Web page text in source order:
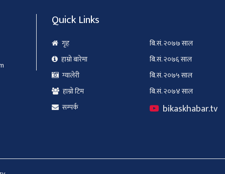
Quick Links
गृह
हाम्रो बारेमा
ग्यालेरी
हाम्रो टिम
सम्पर्क
बि.सं. २०७७ साल
बि.सं. २०७६ साल
बि.सं. २०७५ साल
बि.सं. २०७४ साल
bikaskhabar.tv